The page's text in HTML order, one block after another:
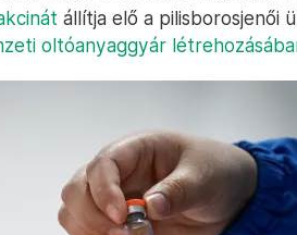
állítja elő a pilisborosjenői
oltóanyaggyár